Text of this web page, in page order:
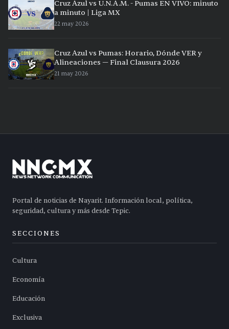
Cruz Azul vs U.N.A.M. - Pumas EN VIVO: minuto
a minuto | Liga MX
22 may 2026
Cruz Azul vs Pumas: Horario, Dónde VER y
Alineaciones — Final Clausura 2026
21 may 2026
Portal de noticias de Nayarit. Información local, política,
seguridad, cultura y más desde Tepic.
SECCIONES
Cultura
Economía
Educación
Exclusiva